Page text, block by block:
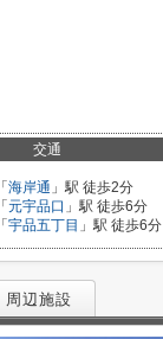
交通
「 海岸通 」駅 徒歩2分
「 元宇品口 」駅 徒歩6分
「 宇品五丁目 」駅 徒歩6分
周辺施設